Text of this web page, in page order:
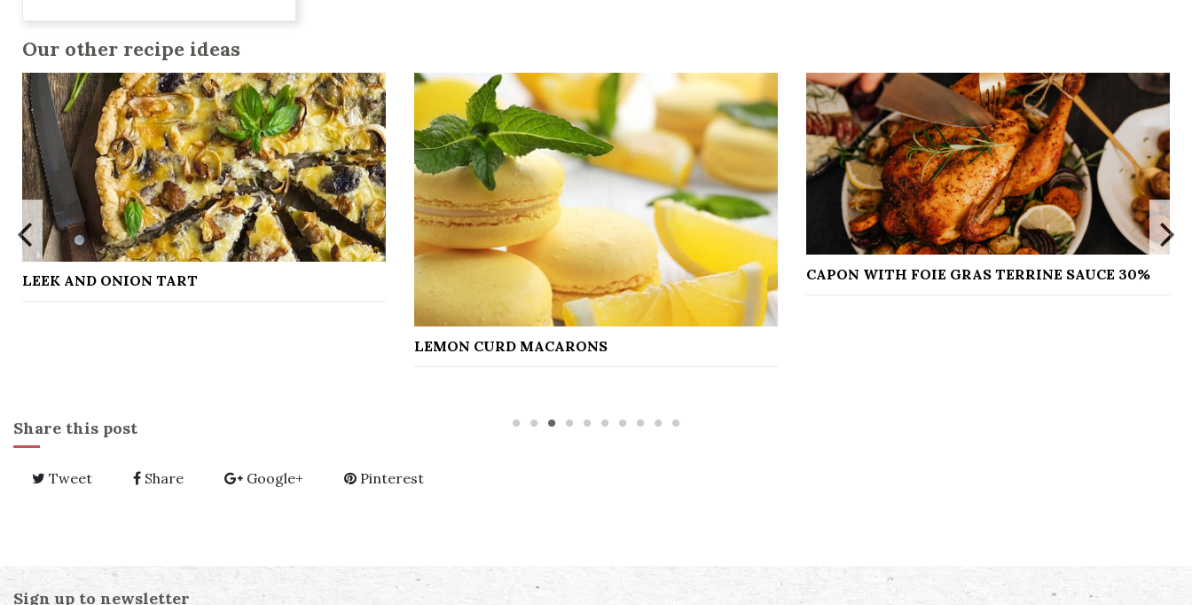
Our other recipe ideas
CAPON WITH FOIE GRAS TERRINE SAUCE 30%
Share this post
Tweet Share Google+ Pinterest
Sign up to newsletter